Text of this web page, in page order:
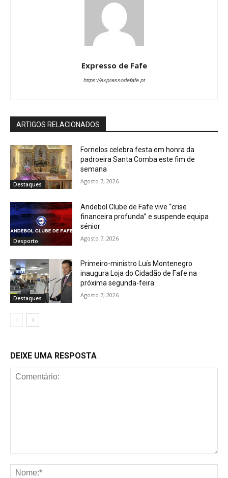
Expresso de Fafe
https://expressodefafe.pt
ARTIGOS RELACIONADOS
Destaques
Fornelos celebra festa em honra da
padroeira Santa Comba este fim de
semana
Agosto 7, 2026
Desporto
Andebol Clube de Fafe vive “crise
financeira profunda” e suspende equipa
sénior
Agosto 7, 2026
Destaques
Primeiro-ministro Luís Montenegro
inaugura Loja do Cidadão de Fafe na
próxima segunda-feira
Agosto 7, 2026
DEIXE UMA RESPOSTA